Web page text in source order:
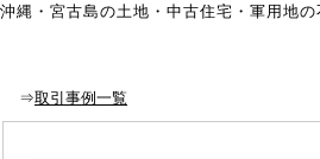
沖縄・宮古島の土地・中古住宅・軍用地
⇒取引事例一覧